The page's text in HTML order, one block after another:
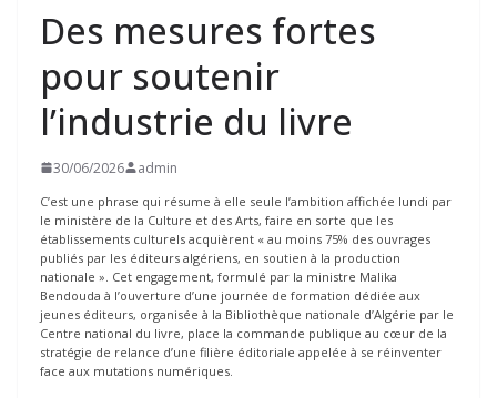
Des mesures fortes
pour soutenir
l’industrie du livre
30/06/2026 admin
C’est une phrase qui résume à elle seule l’ambition affichée lundi par
le ministère de la Culture et des Arts, faire en sorte que les
établissements culturels acquièrent « au moins 75% des ouvrages
publiés par les éditeurs algériens, en soutien à la production
nationale ». Cet engagement, formulé par la ministre Malika
Bendouda à l’ouverture d’une journée de formation dédiée aux
jeunes éditeurs, organisée à la Bibliothèque nationale d’Algérie par le
Centre national du livre, place la commande publique au cœur de la
stratégie de relance d’une filière éditoriale appelée à se réinventer
face aux mutations numériques.